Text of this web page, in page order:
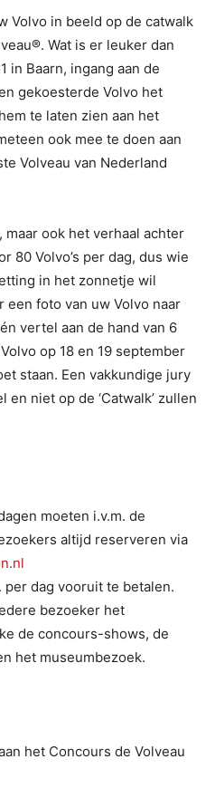
Volvo in beeld op de catwalk
Wat is er leuker dan
in Baarn, ingang aan de
gekoesterde Volvo het
te laten zien aan het
ook mee te doen aan
Volveau van Nederland
ook het verhaal achter
80 Volvo’s per dag, dus wie
in het zonnetje wil
foto van uw Volvo naar
én vertel aan de hand van 6
op 18 en 19 september
staan. Een vakkundige jury
en niet op de ‘Catwalk’ zullen
moeten i.v.m. de
altijd reserveren via
per dag vooruit te betalen.
bezoeker het
de concours-shows, de
het museumbezoek.
het Concours de Volveau